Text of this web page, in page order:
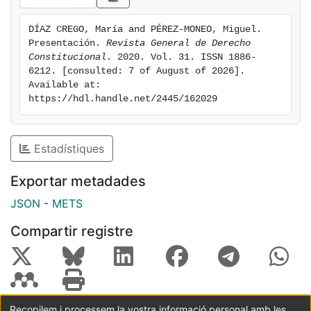
Díaz Crego y Prof. Miguel Pérez-Moneo), los Profs.
Manuel Atienza y Antonio Arroyo presentaron las
diferentes aristas de este fenómeno y, tras ellos,
representantes de las cuatro formaciones políticas que
tenían mayor peso político en el Congreso de los
Diputados en ese momento expusieron la posición
mantenida por su formación en torno al tratamiento
jurídico de la gestación por sustitución.
DÍAZ CREGO, María and PÉREZ-MONEO, Miguel.
Presentación. Revista General de Derecho
Constitucional . 2020. Vol. 31. ISSN 1886-
6212. [consulted: 7 of August of 2026].
Available at:
https://hdl.handle.net/2445/162029
Estadístiques
Exportar metadades
JSON - METS
Compartir registre